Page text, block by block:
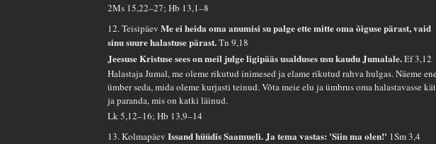
2Ms 15,22–27; Hb 13,1–8
12. TeisipäevMe ei heida oma anumisi su palge ette mitte oma õiguse pärast, vaid
sinu suure halastuse pärast.Tn 9,18
Jeesuse Kristuse sees on meil julge ligipääs usalduses usu kaudu Jumalale.Ef 3,12
Halastaja Jumal, me oleme rikutud inimesed ja elame rikutud rahva hulgas. Näeme
ümber seda, mida oleme kurjasti teinud. Võta meie elu ja ümbrus oma halastavasse
ja paranda, mis on katki läinud.
Lk 5,12–16; Hb 13,9–14
13. KolmapäevIssand hüüdis Saamueli. Ja tema vastas: 'Siin ma olen!' 1Sm 3,4